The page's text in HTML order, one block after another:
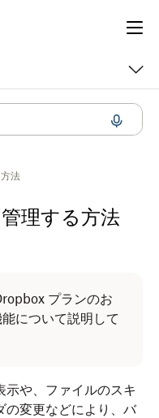
法
理する方法
プランのお
について説明して
示や、ファイルのスキ
の変更などにより、バ